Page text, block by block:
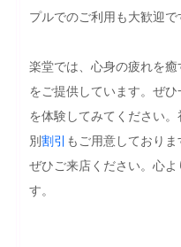
プルでのご利用も大歓迎で
楽堂では、心身の疲れを
をご提供しています。ぜ
を体験してみてください
別割引 もご用意しており
ぜひご来店ください。心よ
す。